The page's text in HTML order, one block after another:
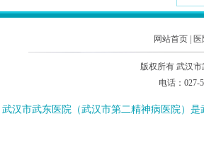
网站首页|
版权所有 武汉
电话：027-
武汉市武东医院（武汉市第二精神病医院）